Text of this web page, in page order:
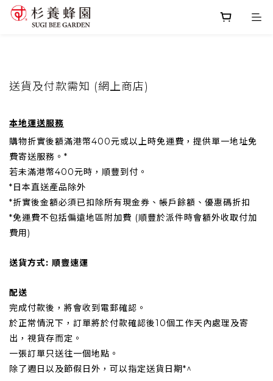
送貨及付款需知 (網上商店)
本地運送服務
購物折實後額滿港幣400元或以上時免運費，提供單一地址免
費寄送服務。*
若未滿港幣400元時，順豐到付。
*日本直送產品除外
*折實後金額必須已扣除所有現金券、帳戶餘額、優惠碼折扣
*免運費不包括偏遠地區附加費 (順豐於派件時會額外收取付加
費用)
送貨方式: 順豐速運
配送
完成付款後，將會收到電郵確認。
於正常情況下，訂單將於付款確認後10個工作天內處理及寄
出，視貨存而定。
一張訂單只送往一個地點。
除了週日以及節假日外，可以指定送貨日期*^